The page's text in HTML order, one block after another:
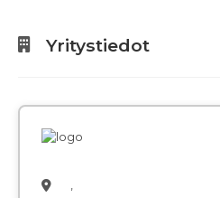
Yritystiedot
,